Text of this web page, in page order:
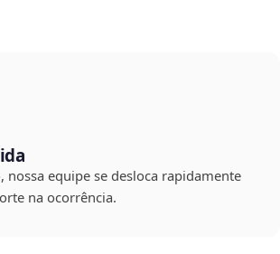
nossa equipe se desloca rapidamente
na ocorrência.